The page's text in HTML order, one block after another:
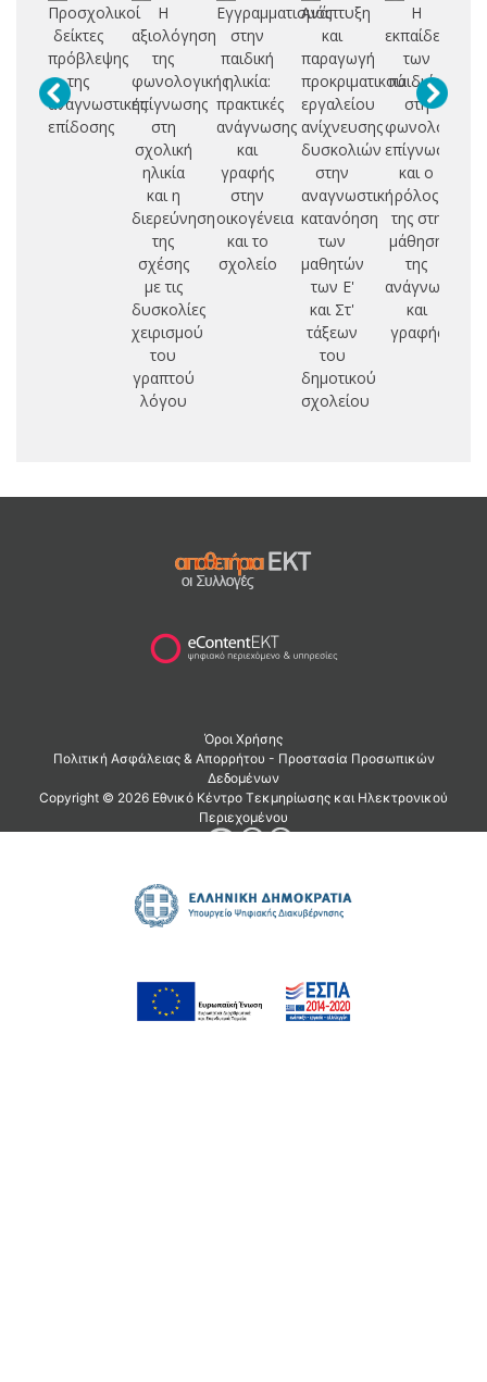
Προσχολικοί
δείκτες
πρόβλεψης
της
αναγνωστικής
επίδοσης
Η
αξιολόγηση
της
φωνολογικής
επίγνωσης
στη
σχολική
ηλικία
και η
διερεύνηση
της
σχέσης
με τις
δυσκολίες
χειρισμού
του
γραπτού
λόγου
Εγγραμματισμός
στην
παιδική
ηλικία:
πρακτικές
ανάγνωσης
και
γραφής
στην
οικογένεια
και το
σχολείο
Ανάπτυξη
και
παραγωγή
προκριματικού
εργαλείου
ανίχνευσης
δυσκολιών
στην
αναγνωστική
κατανόηση
των
μαθητών
των Ε'
και Στ'
τάξεων
του
δημοτικού
σχολείου
H
εκπαίδευση
των
παιδιών
στη
φωνολογική
επίγνωση
και ο
ρόλος
της στη
μάθηση
της
ανάγνωσης
και
γραφής